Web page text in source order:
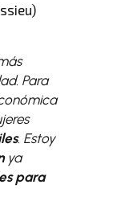
Para
. Estoy
ya
para